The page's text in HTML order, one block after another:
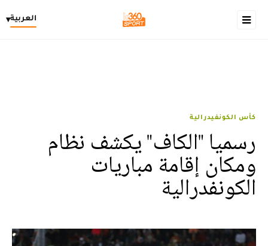
العربية▾
كأس الكونفيدرالية
رسميا "الكاف" يكشف نظام
ومكان إقامة مباريات
الكونفدرالية